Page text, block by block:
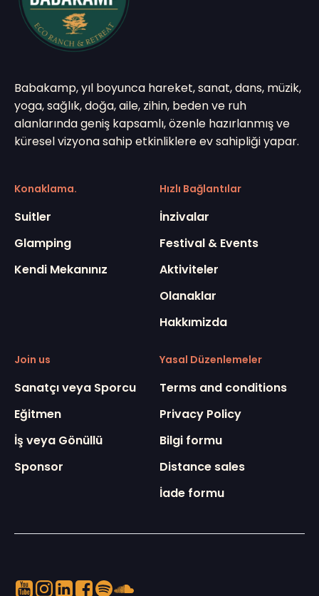
Babakamp, yıl boyunca hareket, sanat, dans, müzik,
yoga, sağlık, doğa, aile, zihin, beden ve ruh
alanlarında geniş kapsamlı, özenle hazırlanmış ve
küresel vizyona sahip etkinliklere ev sahipliği yapar.
Konaklama.
Suitler
Glamping
Kendi Mekanınız
Hızlı Bağlantılar
İnzivalar
Festival & Events
Aktiviteler
Olanaklar
Hakkımizda
Join us
Sanatçı veya Sporcu
Eğitmen
İş veya Gönüllü
Sponsor
Yasal Düzenlemeler
Terms and conditions
Privacy Policy
Bilgi formu
Distance sales
İade formu